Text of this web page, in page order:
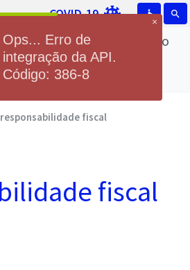
COVID-19 accessible search
Municipal de Chorozinho
Municipal de
fiscal
fiscal
×
Ops... Erro de
integração da API.
Código: 386-8